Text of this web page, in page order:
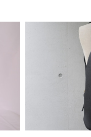
初めては手帳カ
お財布、そして
ました！ キーケ
見つからず、今
って思いました
イイが混ざって
味が出てくるの